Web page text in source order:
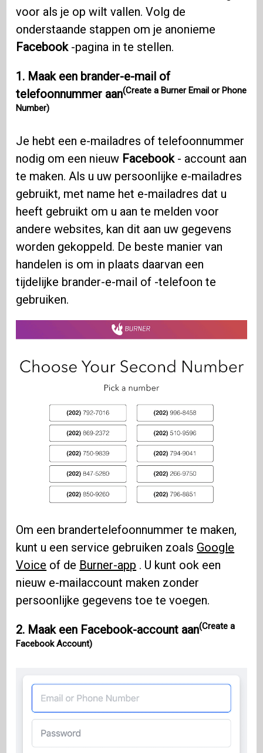
voor als je op wilt vallen. Volg de
onderstaande stappen om je anonieme
Facebook-pagina in te stellen.
1. Maak een brander-e-mail of
telefoonnummer aan(Create a Burner Email or Phone
Number)
Je hebt een e-mailadres of telefoonnummer
nodig om een ​​nieuw Facebook- account aan
te maken. Als u uw persoonlijke e-mailadres
gebruikt, met name het e-mailadres dat u
heeft gebruikt om u aan te melden voor
andere websites, kan dit aan uw gegevens
worden gekoppeld. De beste manier van
handelen is om in plaats daarvan een
tijdelijke brander-e-mail of -telefoon te
gebruiken.
Om een ​​brandertelefoonnummer te maken,
kunt u een service gebruiken zoals Google
Voice of de Burner-app . U kunt ook een
nieuw e-mailaccount maken zonder
persoonlijke gegevens toe te voegen.
2. Maak een Facebook-account aan(Create a
Facebook Account)